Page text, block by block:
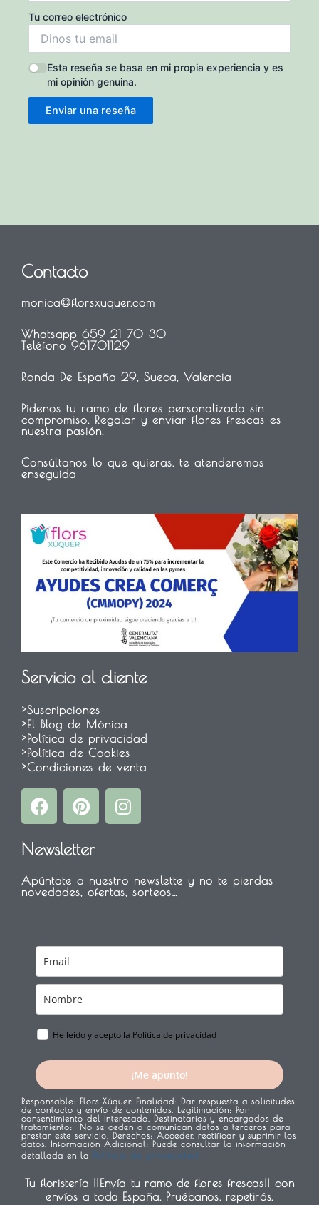
Tu correo electrónico
Esta reseña se basa en mi propia experiencia y es
mi opinión genuina.
Enviar una reseña
Contacto
monica@florsxuquer.com
Whatsapp 659 21 70 30
Teléfono 961701129
Ronda De España 29, Sueca, Valencia
Pídenos tu ramo de flores personalizado sin
compromiso. Regalar y enviar flores frescas es
nuestra pasión.
Consúltanos lo que quieras, te atenderemos
enseguida
Servicio al cliente
>Suscripciones
>El Blog de Mónica
>Política de privacidad
>Política de Cookies
>Condiciones de venta
F
a
e
o
o
P
i
t
r
e
I
n
g
r
Newsletter
Apúntate a nuestro newslette y no te pierdas
novedades, ofertas, sorteos…
He leido y acepto la Política de privacidad
¡Me apunto!
Responsable: Flors Xúquer. Finalidad: Dar respuesta a solicitudes
de contacto y envío de contenidos. Legitimación: Por
consentimiento del interesado. Destinatarios y encargados de
tratamiento: No se ceden o comunican datos a terceros para
prestar este servicio. Derechos: Acceder, rectificar y suprimir los
datos. Información Adicional: Puede consultar la información
detallada en la Política de privacidad
Tu floristería ¡¡Envía tu ramo de flores frescas!! con
envíos a toda España. Pruébanos, repetirás.